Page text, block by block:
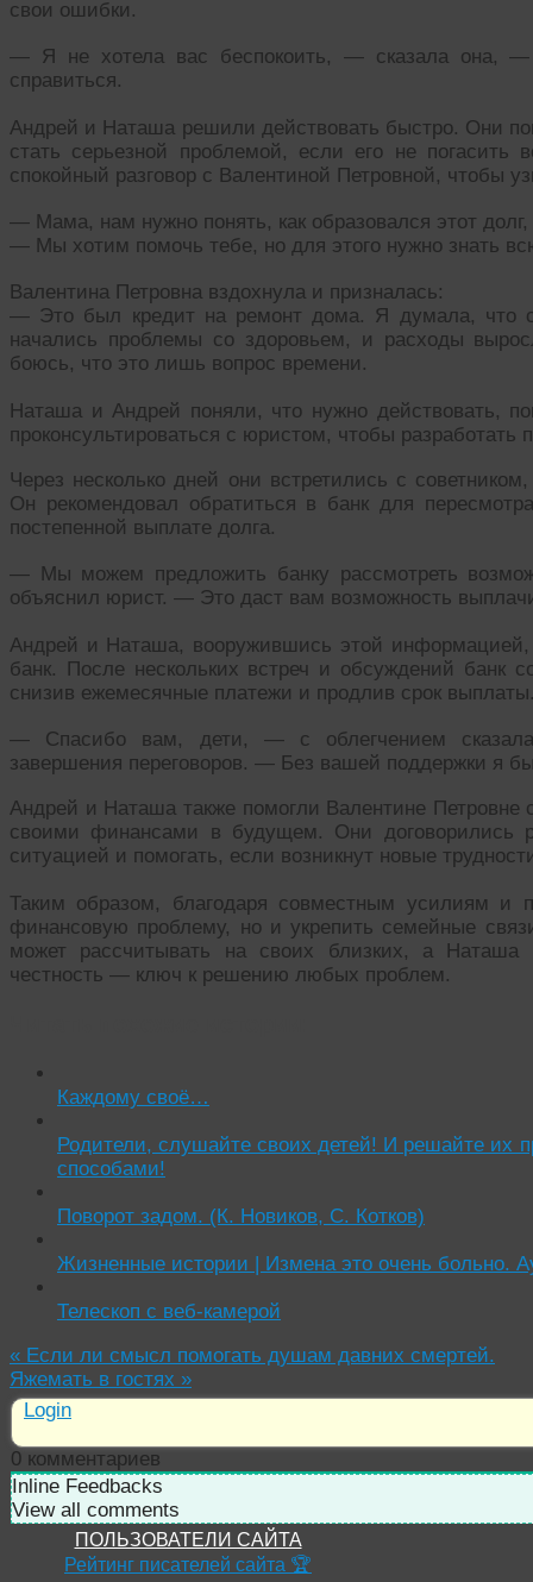
свои ошибки.
— Я не хотела вас беспокоить, — сказала она,
справиться.
Андрей и Наташа решили действовать быстро. Они
стать серьезной проблемой, если его не
спокойный разговор с Валентиной Петровной, чтобы
— Мама, нам нужно понять, как образовался этот
— Мы хотим помочь тебе, но для этого нужно знать
Валентина Петровна вздохнула и призналась:
— Это был кредит на ремонт дома. Я думала, что
начались проблемы со здоровьем, и расходы
боюсь, что это лишь вопрос времени.
Наташа и Андрей поняли, что нужно действовать,
проконсультироваться с юристом, чтобы разработать
Через несколько дней они встретились с
Он рекомендовал обратиться в банк для
постепенной выплате долга.
— Мы можем предложить банку рассмотреть
объяснил юрист. — Это даст вам возможность
Андрей и Наташа, вооружившись этой
банк. После нескольких встреч и обсуждений банк
снизив ежемесячные платежи и продлив срок
— Спасибо вам, дети, — с облегчением сказала
завершения переговоров. — Без вашей поддержки я
Андрей и Наташа также помогли Валентине Петровне
своими финансами в будущем. Они договорились
ситуацией и помогать, если возникнут новые
Таким образом, благодаря совместным усилиям и
финансовую проблему, но и укрепить семейные
может рассчитывать на своих близких, а
честность — ключ к решению любых проблем.
Каждому своё…
Родители, слушайте своих детей! И решайте их
способами!
Поворот задом. (К. Новиков, С. Котков)
Жизненные истории | Измена это очень больно.
Телескоп с веб-камерой
« Если ли смысл помогать душам давних смертей.
Яжемать в гостях »
Login
0 комментариев
Inline Feedbacks
View all comments
ПОЛЬЗОВАТЕЛИ САЙТА
Рейтинг писателей сайта 🏆